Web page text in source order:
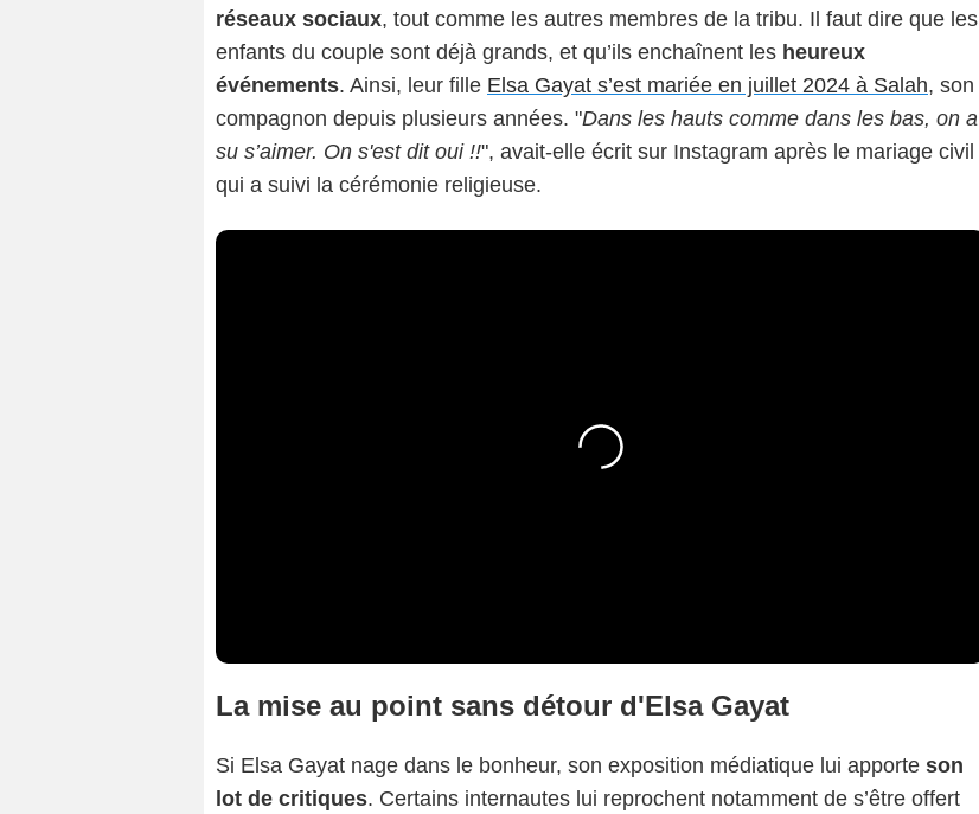
réseaux sociaux, tout comme les autres membres de la tribu. Il faut dire que les
enfants du couple sont déjà grands, et qu’ils enchaînent les heureux
événements. Ainsi, leur fille Elsa Gayat s’est mariée en juillet 2024 à Salah, son
compagnon depuis plusieurs années. "Dans les hauts comme dans les bas, on a
su s’aimer. On s'est dit oui !!", avait-elle écrit sur Instagram après le mariage civil
qui a suivi la cérémonie religieuse.
La mise au point sans détour d'Elsa Gayat
Si Elsa Gayat nage dans le bonheur, son exposition médiatique lui apporte son
lot de critiques. Certains internautes lui reprochent notamment de s’être offert